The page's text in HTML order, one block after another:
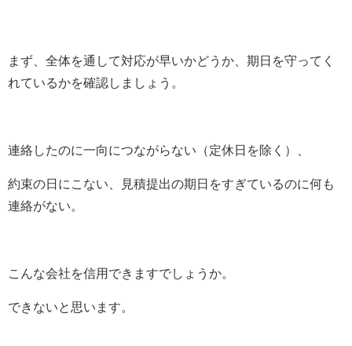
まず、全体を通して対応が早いかどうか、期日を守ってく
れているかを確認しましょう。
連絡したのに一向につながらない（定休日を除く）、
約束の日にこない、見積提出の期日をすぎているのに何も
連絡がない。
こんな会社を信用できますでしょうか。
できないと思います。